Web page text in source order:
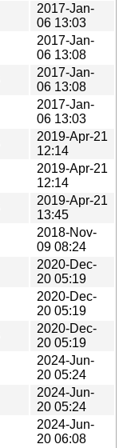
2017-Jan-
06 13:03
2017-Jan-
06 13:08
2017-Jan-
06 13:08
2017-Jan-
06 13:03
2019-Apr-21
12:14
2019-Apr-21
12:14
2019-Apr-21
13:45
2018-Nov-
09 08:24
2020-Dec-
20 05:19
2020-Dec-
20 05:19
2020-Dec-
20 05:19
2024-Jun-
20 05:24
2024-Jun-
20 05:24
2024-Jun-
20 06:08